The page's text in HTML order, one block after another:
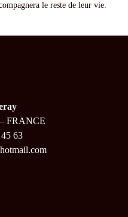
le reste de leur vie.
FRANCE
63